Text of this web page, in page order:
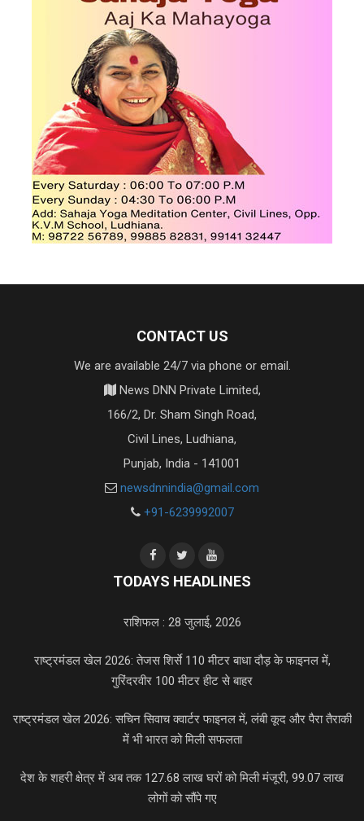
CONTACT US
We are available 24/7 via phone or email.
News DNN Private Limited,
166/2, Dr. Sham Singh Road,
Civil Lines, Ludhiana,
Punjab, India - 141001
newsdnnindia@gmail.com
+91-6239992007
TODAYS HEADLINES
राशिफल : 28 जुलाई, 2026
राष्ट्रमंडल खेल 2026: तेजस शिर्से 110 मीटर बाधा दौड़ के फाइनल में,
गुरिंदरवीर 100 मीटर हीट से बाहर
राष्ट्रमंडल खेल 2026: सचिन सिवाच क्वार्टर फाइनल में, लंबी कूद और पैरा तैराकी
में भी भारत को मिली सफलता
देश के शहरी क्षेत्र में अब तक 127.68 लाख घरों को मिली मंजूरी, 99.07 लाख
लोगों को सौंपे गए